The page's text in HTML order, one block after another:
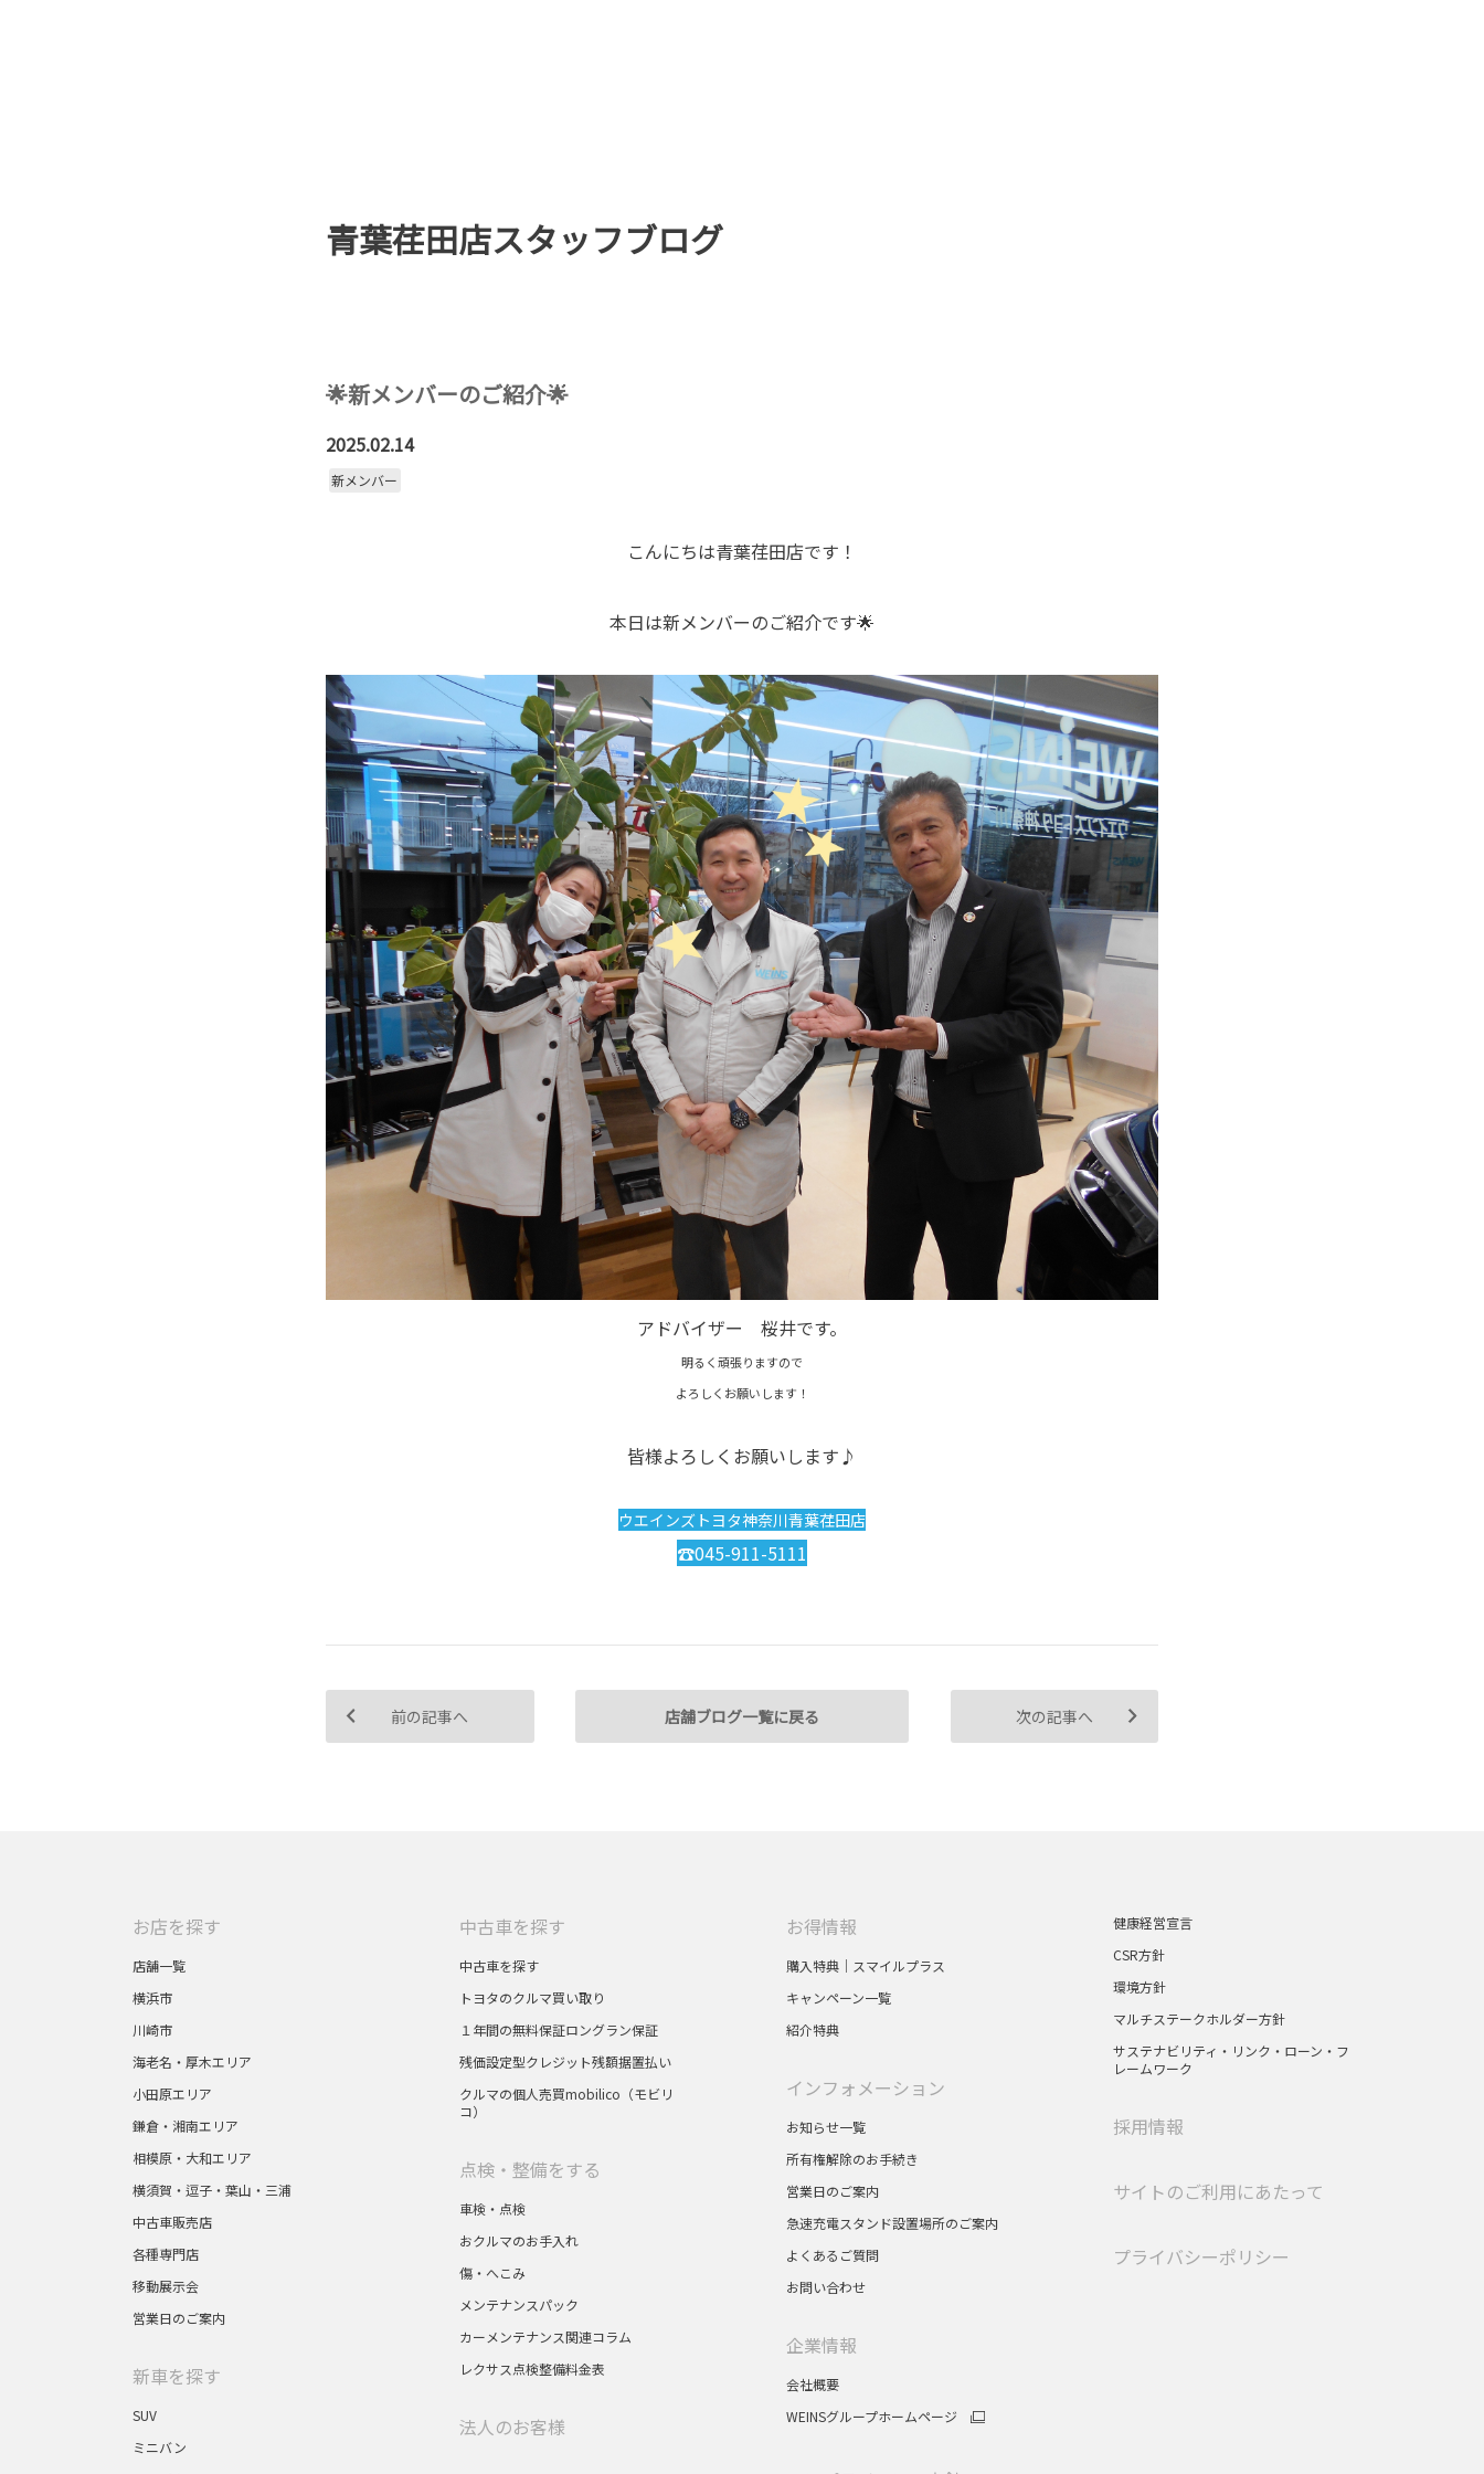
青葉荏田店スタッフブログ
🌟新メンバーのご紹介🌟
2025.02.14
新メンバー
こんにちは青葉荏田店です！
本日は新メンバーのご紹介です🌟
アドバイザー 桜井です。
明るく頑張りますので
よろしくお願いします！
皆様よろしくお願いします♪
ウエインズトヨタ神奈川青葉荏田店
☎045-911-5111
前の記事へ 店舗ブログ一覧に戻る 次の記事へ
お店を探す
店舗一覧
横浜市
川崎市
海老名・厚木エリア
小田原エリア
鎌倉・湘南エリア
相模原・大和エリア
横須賀・逗子・葉山・三浦
中古車販売店
各種専門店
移動展示会
営業日のご案内
新車を探す
SUV
ミニバン
中古車を探す
中古車を探す
トヨタのクルマ買い取り
１年間の無料保証ロングラン保証
残価設定型クレジット残額据置払い
クルマの個人売買mobilico（モビリ
コ）
点検・整備をする
車検・点検
おクルマのお手入れ
傷・へこみ
メンテナンスパック
カーメンテナンス関連コラム
レクサス点検整備料金表
法人のお客様
お得情報
購入特典｜スマイルプラス
キャンペーン一覧
紹介特典
インフォメーション
お知らせ一覧
所有権解除のお手続き
営業日のご案内
急速充電スタンド設置場所のご案内
よくあるご質問
お問い合わせ
企業情報
会社概要
WEINSグループホームページ
健康経営宣言
CSR方針
環境方針
マルチステークホルダー方針
サステナビリティ・リンク・ローン・フ
レームワーク
採用情報
サイトのご利用にあたって
プライバシーポリシー